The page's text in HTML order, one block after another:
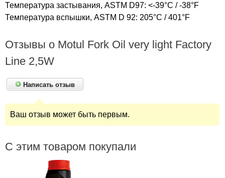
Температура застывания, ASTM D97: <-39°C / -38°F
Температура вспышки, ASTM D 92: 205°C / 401°F
Отзывы о Motul Fork Oil very light Factory
Line 2,5W
Написать отзыв
Ваш отзыв может быть первым.
С этим товаром покупали